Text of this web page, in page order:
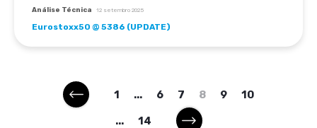
Análise Técnica 12 setembro 2025
Eurostoxx50 @ 5386 (UPDATE)
1 ... 6 7 8 9 10
... 14